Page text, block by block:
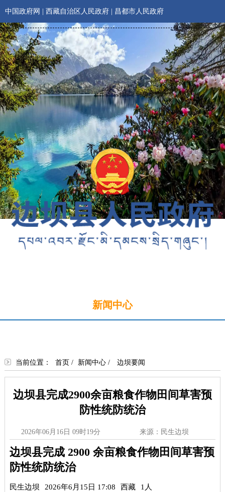
中国政府网 西藏自治区人民政府 昌都市人民政府
新闻中心
当前位置： 首页 / 新闻中心/ 边坝要闻
边坝县完成2900余亩粮食作物田间草害预
防性统防统治
2026年06月16日 09时19分 来源：民生边坝
边坝县完成 2900 余亩粮食作物田间草害预
防性统防统治
民生边坝 2026年6月15日 17:08 西藏 1人